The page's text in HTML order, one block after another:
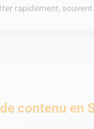
rapidement,
contenu en